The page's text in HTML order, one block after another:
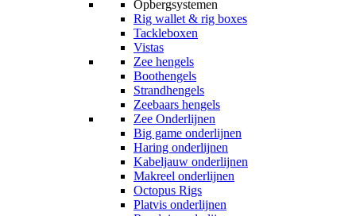
Opbergsystemen
Rig wallet & rig boxes
Tackleboxen
Vistas
Zee hengels
Boothengels
Strandhengels
Zeebaars hengels
Zee Onderlijnen
Big game onderlijnen
Haring onderlijnen
Kabeljauw onderlijnen
Makreel onderlijnen
Octopus Rigs
Platvis onderlijnen